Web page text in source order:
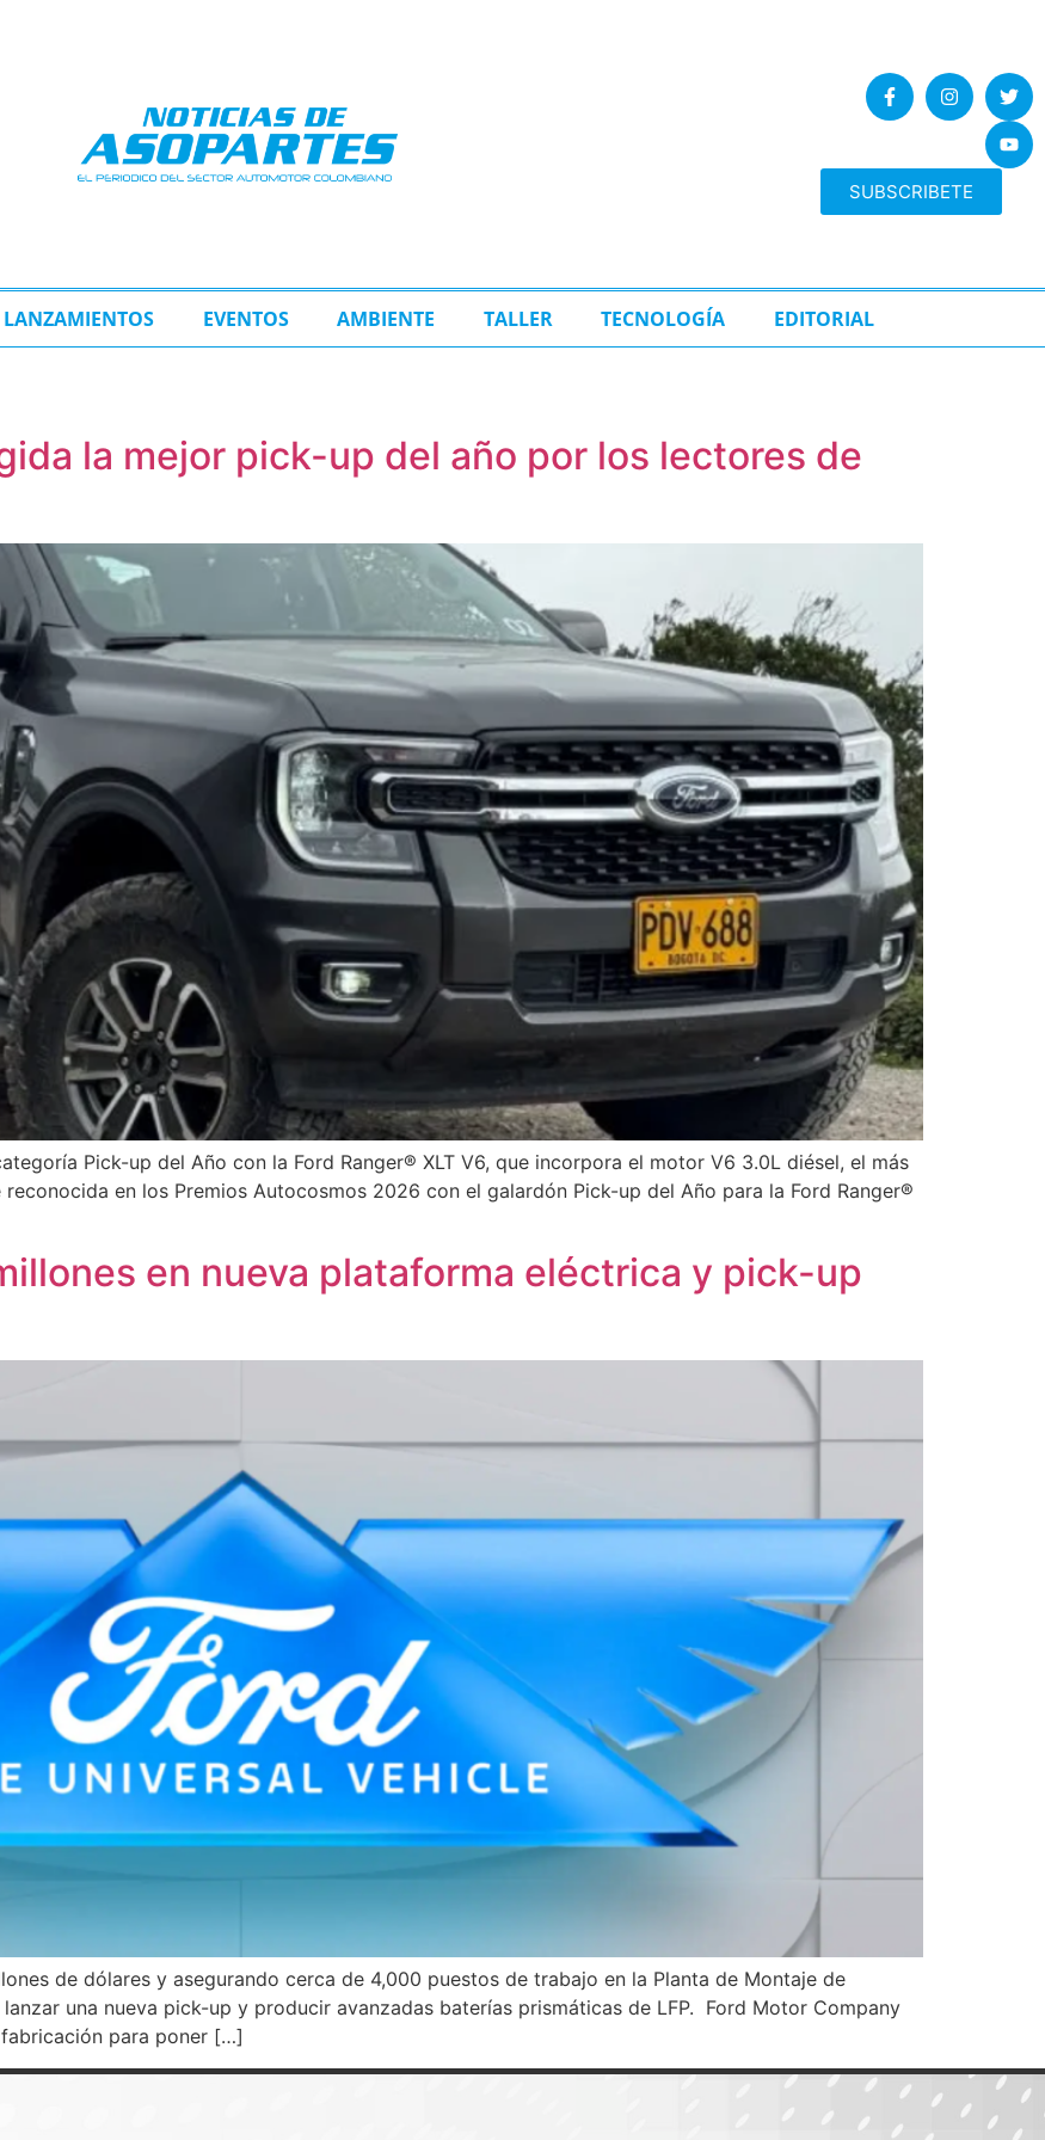
SUBSCRIBETE
LANZAMIENTOS EVENTOS AMBIENTE TALLER TECNOLOGÍA EDITORIAL
la mejor pick-up del año por los lectores de
Pick-up del Año con la Ford Ranger® XLT V6, que incorpora el motor V6 3.0L diésel, el más
en los Premios Autocosmos 2026 con el galardón Pick-up del Año para la Ford Ranger®
en nueva plataforma eléctrica y pick-up
de dólares y asegurando cerca de 4,000 puestos de trabajo en la Planta de Montaje de
una nueva pick-up y producir avanzadas baterías prismáticas de LFP. Ford Motor Company
para poner […]